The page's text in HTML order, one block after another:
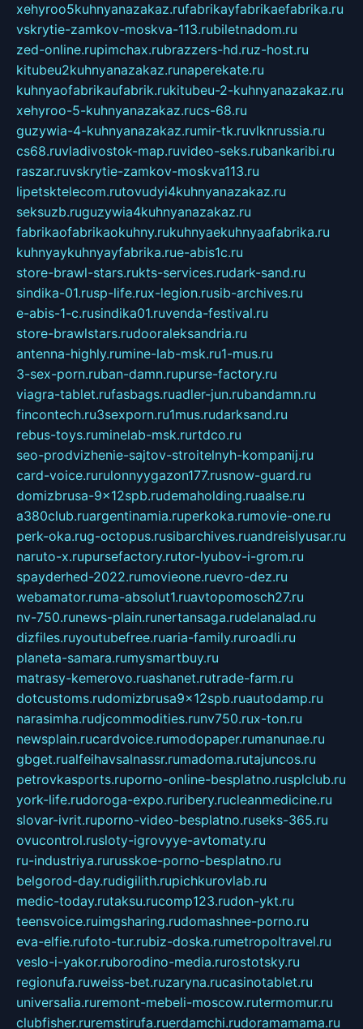
xehyroo5kuhnyanazakaz.rufabrikayfabrikaefabrika.ru
vskrytie-zamkov-moskva-113.rubiletnadom.ru
zed-online.rupimchax.rubrazzers-hd.ruz-host.ru
kitubeu2kuhnyanazakaz.runaperekate.ru
kuhnyaofabrikaufabrik.rukitubeu-2-kuhnyanazakaz.ru
xehyroo-5-kuhnyanazakaz.rucs-68.ru
guzywia-4-kuhnyanazakaz.rumir-tk.ruvlknrussia.ru
cs68.ruvladivostok-map.ruvideo-seks.rubankaribi.ru
raszar.ruvskrytie-zamkov-moskva113.ru
lipetsktelecom.rutovudyi4kuhnyanazakaz.ru
seksuzb.ruguzywia4kuhnyanazakaz.ru
fabrikaofabrikaokuhny.rukuhnyaekuhnyaafabrika.ru
kuhnyaykuhnyayfabrika.rue-abis1c.ru
store-brawl-stars.rukts-services.rudark-sand.ru
sindika-01.rusp-life.rux-legion.rusib-archives.ru
e-abis-1-c.rusindika01.ruvenda-festival.ru
store-brawlstars.rudooraleksandria.ru
antenna-highly.rumine-lab-msk.ru1-mus.ru
3-sex-porn.ruban-damn.rupurse-factory.ru
viagra-tablet.rufasbags.ruadler-jun.rubandamn.ru
fincontech.ru3sexporn.ru1mus.rudarksand.ru
rebus-toys.ruminelab-msk.rurtdco.ru
seo-prodvizhenie-sajtov-stroitelnyh-kompanij.ru
card-voice.rurulonnyygazon177.rusnow-guard.ru
domizbrusa-9x12spb.rudemaholding.ruaalse.ru
a380club.ruargentinamia.ruperkoka.rumovie-one.ru
perk-oka.rug-octopus.rusibarchives.ruandreislyusar.ru
naruto-x.rupursefactory.rutor-lyubov-i-grom.ru
spayderhed-2022.rumovieone.ruevro-dez.ru
webamator.ruma-absolut1.ruavtopomosch27.ru
nv-750.runews-plain.runertansaga.rudelanalad.ru
dizfiles.ruyoutubefree.ruaria-family.ruroadli.ru
planeta-samara.rumysmartbuy.ru
matrasy-kemerovo.ruashanet.rutrade-farm.ru
dotcustoms.rudomizbrusa9x12spb.ruautodamp.ru
narasimha.rudjcommodities.runv750.rux-ton.ru
newsplain.rucardvoice.rumodopaper.rumanunae.ru
gbget.rualfeihavsalnassr.rumadoma.rutajuncos.ru
petrovkasports.ruporno-online-besplatno.rusplclub.ru
york-life.rudoroga-expo.ruribery.rucleanmedicine.ru
slovar-ivrit.ruporno-video-besplatno.ruseks-365.ru
ovucontrol.rusloty-igrovyye-avtomaty.ru
ru-industriya.rurusskoe-porno-besplatno.ru
belgorod-day.rudigilith.rupichkurovlab.ru
medic-today.rutaksu.rucomp123.rudon-ykt.ru
teensvoice.ruimgsharing.rudomashnee-porno.ru
eva-elfie.rufoto-tur.rubiz-doska.rumetropoltravel.ru
veslo-i-yakor.ruborodino-media.rurostotsky.ru
regionufa.ruweiss-bet.ruzaryna.rucasinotablet.ru
universalia.ruremont-mebeli-moscow.rutermomur.ru
clubfisher.ruremstirufa.ruerdamchi.rudoramamama.ru